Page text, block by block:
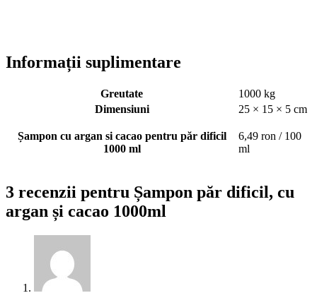
Informații suplimentare
Greutate
1000 kg
Dimensiuni
25 × 15 × 5 cm
Șampon cu argan si cacao pentru păr dificil
1000 ml
6,49 ron / 100
ml
3 recenzii pentru Șampon păr dificil, cu
argan și cacao 1000ml